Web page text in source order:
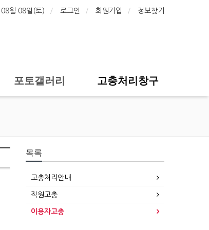
08월 08일(토) 로그인 회원가입 정보찾기
포토갤러리 고충처리창구
목록
고충처리안내
직원고충
이용자고충